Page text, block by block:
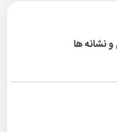
نشانه ها